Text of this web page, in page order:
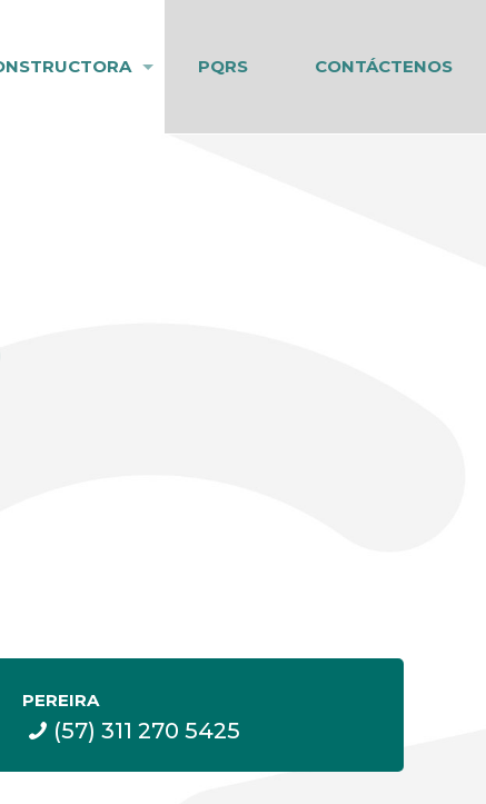
PQRS CONTÁCTENOS
PEREIRA
(57) 311 270 5425